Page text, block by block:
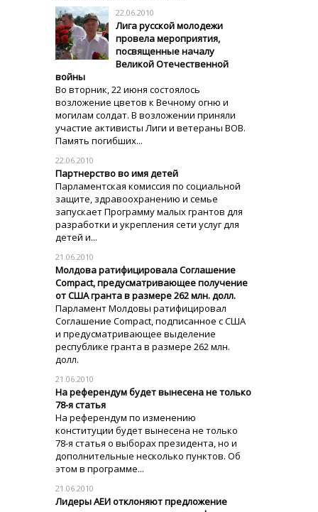
22.06.2010
Лига русской молодежи
провела мероприятия,
посвященные началу
Великой Отечественной
войны
Во вторник, 22 июня состоялось
возложение цветов к Вечному огню и
могилам солдат. В возложении приняли
участие активисты Лиги и ветераны ВОВ.
Память погибших...
22.06.2010
Партнерство во имя детей
Парламентская комиссия по социальной
защите, здравоохранению и семье
запускает Программу малых грантов для
разработки и укрепления сети услуг для
детей и...
21.06.2010
Молдова ратифицировала Соглашение
Compact, предусматривающее получение
от США гранта в размере 262 млн. долл.
Парламент Молдовы ратифицировал
Соглашение Compact, подписанное с США
и предусматривающее выделение
республике гранта в размере 262 млн.
долл.
21.06.2010
На референдум будет вынесена не только
78-я статья
На референдум по изменению
конституции будет вынесена не только
78-я статья о выборах президента, но и
дополнительные несколько пунктов. Об
этом в программе...
21.06.2010
Лидеры АЕИ отклоняют предложение